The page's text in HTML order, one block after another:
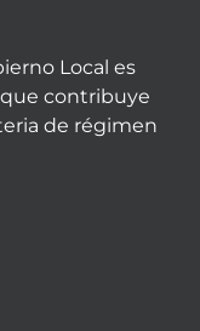
Local es
contribuye
de régimen